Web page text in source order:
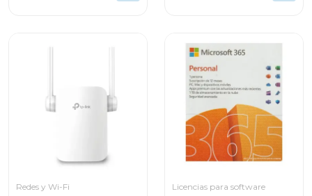
Redes y Wi-Fi Licencias para software